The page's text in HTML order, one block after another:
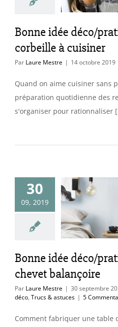
Bonne idée déco/
corbeille à cuisiner
Par Laure Mestre | 14 octobre 2019
Quand on aime cuisiner sans
préparation quotidienne des
s'organiser pour rationnaliser
30
09, 2019
idée
(4) :
chevet
& astuces
Bonne idée déco/
chevet balançoire
Par Laure Mestre | 30 septembre
déco, Trucs & astuces | 5
Comment fabriquer une table